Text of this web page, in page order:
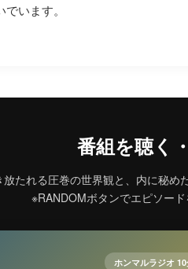
います。
番組を聴く
たれる圧巻の世界観と、内に秘め
※RANDOMボタンでエピソー
ホンマルラジオ